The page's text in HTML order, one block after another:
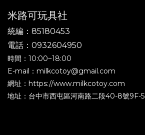
米路可玩具社
統編：85180453
電話：0932604950
時間：10:00~18:00
E-mail：milkcotoy@gmail.com
網址：https://www.milkcotoy.com
地址：台中市西屯區河南路二段40-8號9F-5